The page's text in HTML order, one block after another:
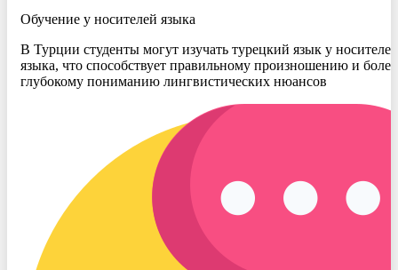
Обучение у носителей языка
В Турции студенты могут изучать турецкий язык у носителей
языка, что способствует правильному произношению и более
глубокому пониманию лингвистических нюансов